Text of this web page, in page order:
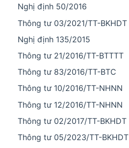
Nghị định 50/2016
Thông tư 03/2021/TT-BKHDT
Nghị định 135/2015
Thông tư 21/2016/TT-BTTTT
Thông tư 83/2016/TT-BTC
Thông tư 10/2016/TT-NHNN
Thông tư 12/2016/TT-NHNN
Thông tư 02/2017/TT-BKHDT
Thông tư 05/2023/TT-BKHDT